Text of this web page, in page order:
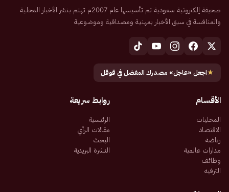
صحيفة إلكترونية سعودية تم تأسيسها عام 2007م تهتم بنشر الأخبار المحلية
والمنافسة في سبق الأخبار بمهنية ومصداقية وموضوعية
★اجعل «عاجل» مصدرك المفضل في قوقل
الأقسام
المحليات
الاقتصاد
رياضة
مدارات عالمية
وظائف
الترفيه
روابط سريعة
الرئيسية
مقالات الرأي
البحث
النشرة البريدية